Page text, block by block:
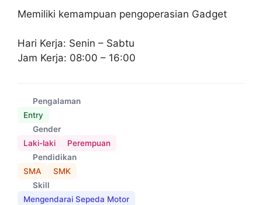
Memiliki kemampuan pengoperasian Gadget
Hari Kerja: Senin – Sabtu
Jam Kerja: 08:00 – 16:00
Pengalaman
Entry
Gender
Laki-laki
Perempuan
Pendidikan
SMA
SMK
Skill
Mengendarai Sepeda Motor